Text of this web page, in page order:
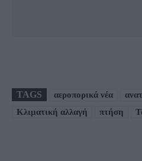
TAGS αεροπορικά νέα
Κλιματική αλλαγή
πτήση